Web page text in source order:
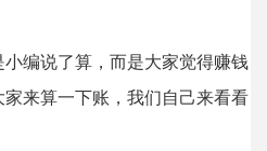
编说了算，而是大家觉得赚钱
来算一下账，我们自己来看看